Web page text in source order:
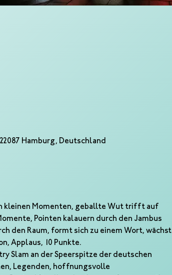
Hamburg, Deutschland
kleinen Momenten, geballte Wut trifft auf
Pointen kalauern durch den Jambus
den Raum, formt sich zu einem Wort, wächst
Applaus, 10 Punkte.
Slam an der Speerspitze der deutschen
Legenden, hoffnungsvolle